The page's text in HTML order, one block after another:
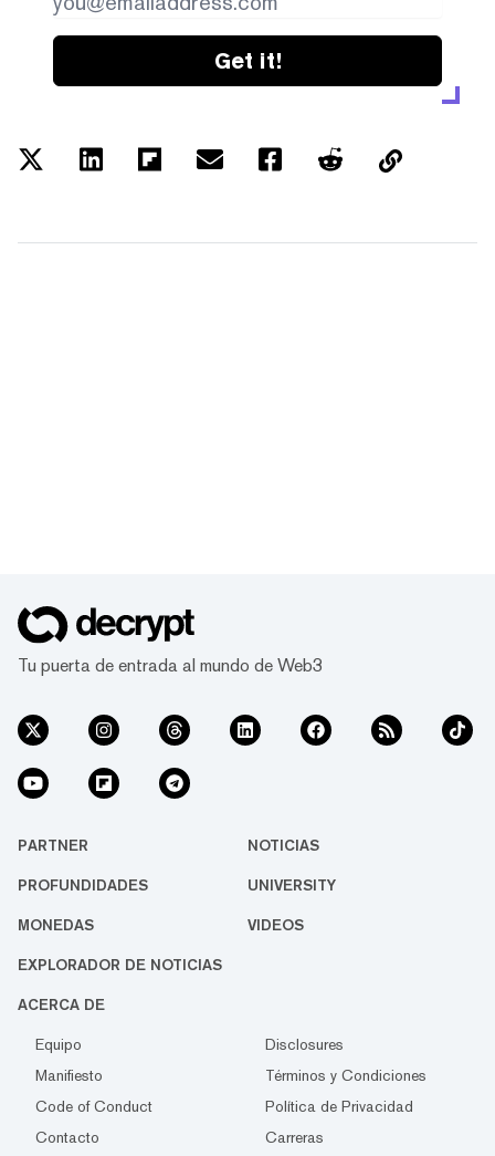
Get it!
Tu puerta de entrada al mundo de Web3
PARTNER NOTICIAS
PROFUNDIDADES UNIVERSITY
MONEDAS VIDEOS
EXPLORADOR DE NOTICIAS
ACERCA DE
Equipo
Disclosures
Manifiesto
Términos y Condiciones
Code of Conduct
Política de Privacidad
Contacto
Carreras